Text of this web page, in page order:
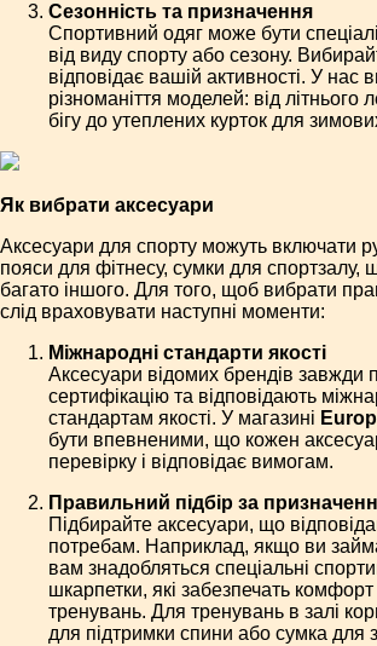
Сезонність та призначення
Спортивний одяг може бути
від виду спорту або сезону.
відповідає вашій активності. У нас
різноманіття моделей: від літнього
бігу до утеплених курток для
Як вибрати аксесуари
Аксесуари для спорту можуть включати
пояси для фітнесу, сумки для спортзалу,
багато іншого. Для того, щоб вибрати
слід враховувати наступні моменти:
Міжнародні стандарти якості
Аксесуари відомих брендів завжди
сертифікацію та відповідають
стандартам якості. У магазині
бути впевненими, що кожен
перевірку і відповідає вимогам.
Правильний підбір за
Підбирайте аксесуари, що
потребам. Наприклад, якщо ви
вам знадобляться спеціальні
шкарпетки, які забезпечать комфорт
тренувань. Для тренувань в залі
для підтримки спини або сумка для